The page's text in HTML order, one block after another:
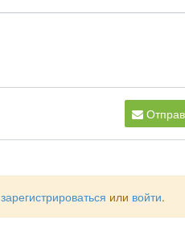
зарегистрироваться или войти.